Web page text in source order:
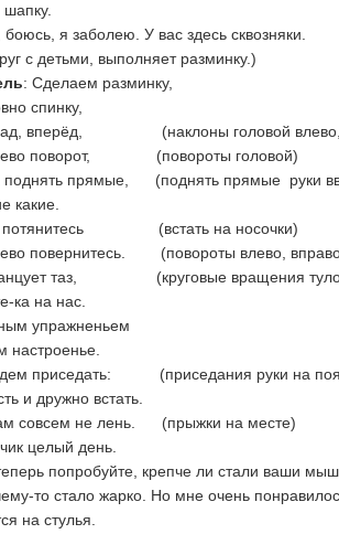
шапку.
боюсь, я заболею. У вас здесь сквозняки.
с детьми, выполняет разминку.)
: Сделаем разминку,
спинку,
вперёд, (наклоны головой влево,
поворот, (повороты головой)
поднять прямые, (поднять прямые руки
какие.
потянитесь (встать на носочки)
повернитесь. (повороты влево,
таз, (круговые вращения
ка на нас.
упражненьем
настроенье.
приседать: (приседания руки на
и дружно встать.
совсем не лень. (прыжки на месте)
целый день.
попробуйте, крепче ли стали ваши
то стало жарко. Но мне очень
на стулья.